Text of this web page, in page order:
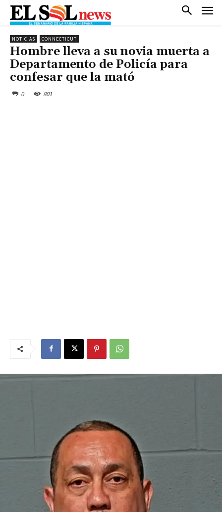
NOTICIAS CONNECTICUT
Hombre lleva a su novia muerta a
Departamento de Policía para
confesar que la mató
0 801